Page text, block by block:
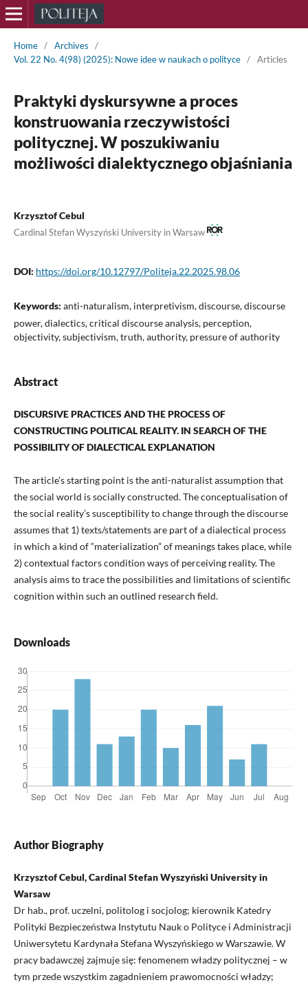
Home / Archives
/
Vol. 22 No. 4(98) (2025): Nowe idee w naukach o polityce / Articles
Praktyki dyskursywne a proces
konstruowania rzeczywistości
politycznej. W poszukiwaniu
możliwości dialektycznego objaśniania
Krzysztof Cebul
Cardinal Stefan Wyszyński University in Warsaw
DOI: https://doi.org/10.12797/Politeja.22.2025.98.06
Keywords: anti-naturalism, interpretivism, discourse, discourse
power, dialectics, critical discourse analysis, perception,
objectivity, subjectivism, truth, authority, pressure of authority
Abstract
DISCURSIVE PRACTICES AND THE PROCESS OF
CONSTRUCTING POLITICAL REALITY. IN SEARCH OF THE
POSSIBILITY OF DIALECTICAL EXPLANATION
The article’s starting point is the anti-naturalist assumption that
the social world is socially constructed. The conceptualisation of
the social reality’s susceptibility to change through the discourse
assumes that 1) texts/statements are part of a dialectical process
in which a kind of “materialization” of meanings takes place, while
2) contextual factors condition ways of perceiving reality. The
analysis aims to trace the possibilities and limitations of scientific
cognition within such an outlined research field.
Downloads
Author Biography
Krzysztof Cebul, Cardinal Stefan Wyszyński University in
Warsaw
Dr hab., prof. uczelni, politolog i socjolog; kierownik Katedry
Polityki Bezpieczeństwa Instytutu Nauk o Polityce i Administracji
Uniwersytetu Kardynała Stefana Wyszyńskiego w Warszawie. W
pracy badawczej zajmuje się: fenomenem władzy politycznej – w
tym przede wszystkim zagadnieniem prawomocności władzy;